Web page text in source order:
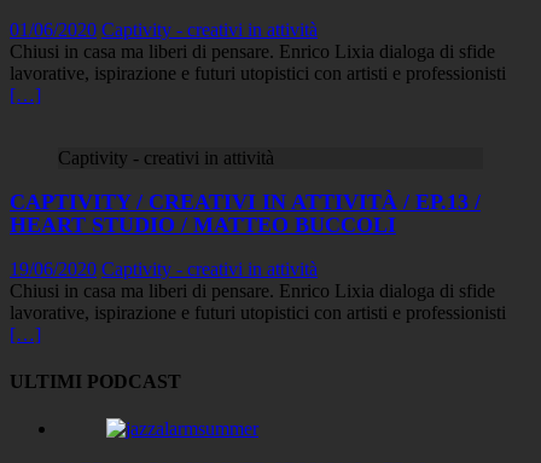
01/06/2020 Captivity - creativi in attività
Chiusi in casa ma liberi di pensare. Enrico Lixia dialoga di sfide
lavorative, ispirazione e futuri utopistici con artisti e professionisti
[…]
Captivity - creativi in attività
CAPTIVITY / CREATIVI IN ATTIVITÀ / EP.13 /
HEART STUDIO / MATTEO BUCCOLI
19/06/2020 Captivity - creativi in attività
Chiusi in casa ma liberi di pensare. Enrico Lixia dialoga di sfide
lavorative, ispirazione e futuri utopistici con artisti e professionisti
[…]
ULTIMI PODCAST